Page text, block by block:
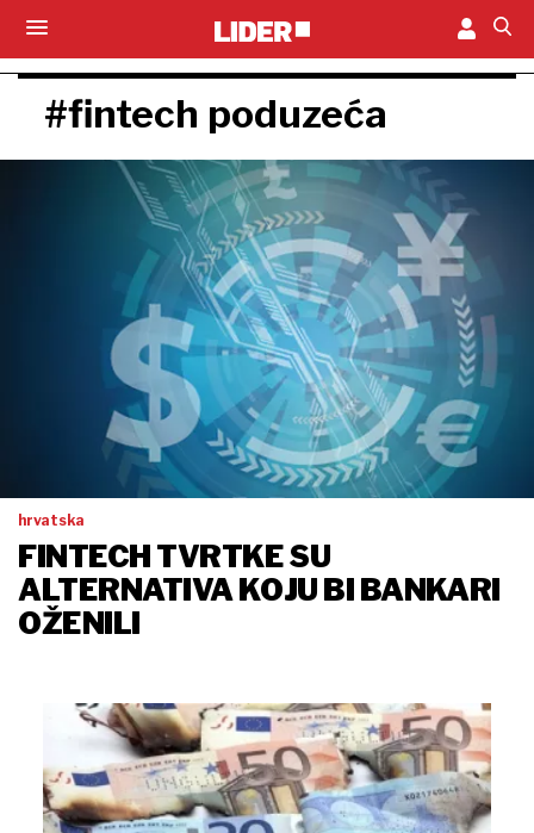
#fintech poduzeća
hrvatska
FINTECH TVRTKE SU
ALTERNATIVA KOJU BI BANKARI
OŽENILI